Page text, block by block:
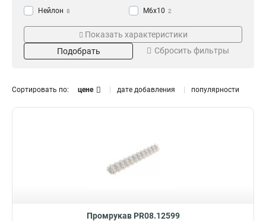
Нейлон 8 М6х10 2
М6х9 6
М6 7
Диаметр
Показать характеристики
Подобрать
Сбросить фильтры
Сортировать по: цене дате добавления популярности
Промрукав PR08.12599